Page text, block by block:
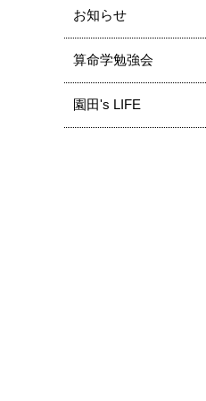
お知らせ
算命学勉強会
園田's LIFE